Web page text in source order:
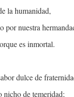
la humanidad,
por nuestra
es inmortal.
dulce de
nicho de temeridad;